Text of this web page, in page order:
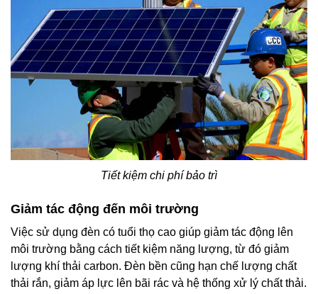
Tiết kiệm chi phí bảo trì
Giảm tác động đến môi trường
Việc sử dụng đèn có tuổi thọ cao giúp giảm tác động lên
môi trường bằng cách tiết kiệm năng lượng, từ đó giảm
lượng khí thải carbon. Đèn bền cũng hạn chế lượng chất
thải rắn, giảm áp lực lên bãi rác và hệ thống xử lý chất thải.